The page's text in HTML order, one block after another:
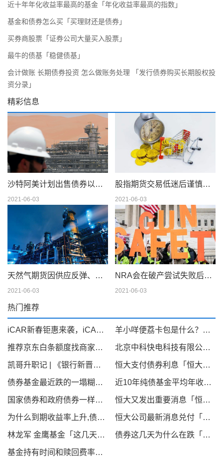
近十年年化收益率最高的基金「年化收益率最高的指数」
基金和债券怎么买「买理财还是债券」
买券商股票「证券公司大量买入股票」
最牛的债基「稳健债基」
会计做账 长期债券投资 怎么做账务处理 「发行债券购买长期股权投
资分录」
精彩信息
沙特阿美计划出售债券以筹集 750 亿美元的股息
2021-06-03
股指期货交易低迷后谨慎交易
2021-06-03
天然气期货因供应反弹、天气模型转变而下滑；现金仍在摇摆
2021-06-03
NRA会在破产尝试失败后解散吗
2021-06-03
热门推荐
iCAR新春钜惠来袭，iCAR 03至高优惠35000元 羊小咩便荔卡包是什么？可以提现套取出来吗，看完你就明白！
推荐京东白条额度找商家兑现，京东白条秒到商家介绍 北京中科快电科技有限公司旗下“快来电”项目：获知名企业中健华程（北京）科技有限公司A轮2500万融资引领新能源汽车充电桩产业新篇章
凯哥升职记 | 《银行新晋高管必备酒局指南》 恒大支付债券利息「恒大债券到期收益率」
债券基金最近跌的一塌糊涂「债基金收益」 近10年纯债基金平均年收益率「2019年多只中长期纯债基金收益率超5 最高收益率38 95 」
国家债券和政府债券一样吗「政府债券和国债的区别」 恒大又发出重要消息「恒大突然宣布」
为什么到期收益率上升,债券价格下降「为什么债券价格和收益率成反比」 恒大公司最新消息兑付「恒大地产今年还会动工吗」
林龙军 金鹰基金「这几天债基为什么下跌」 债券这几天为什么在跌「这两天债券基金怎么回事」
基金持有时间和赎回费率「基金赎回费率一般多少」